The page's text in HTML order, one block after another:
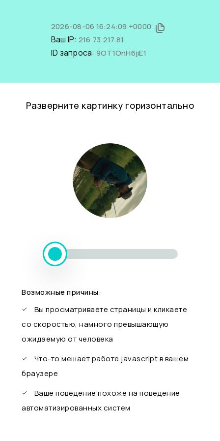
2026-08-06 16:24:09 +0000
Ваш IP: 216.73.217.81
ID запроса: 9OT1OnH6jiE1
Разверните картинку горизонтально
Возможные причины:
Вы просматриваете страницы и кликаете
со скоростью, намного превышающую
ожидаемую от человека
Что-то мешает работе javascript в вашем
браузере
Ваше поведение похоже на поведение
автоматизированных систем